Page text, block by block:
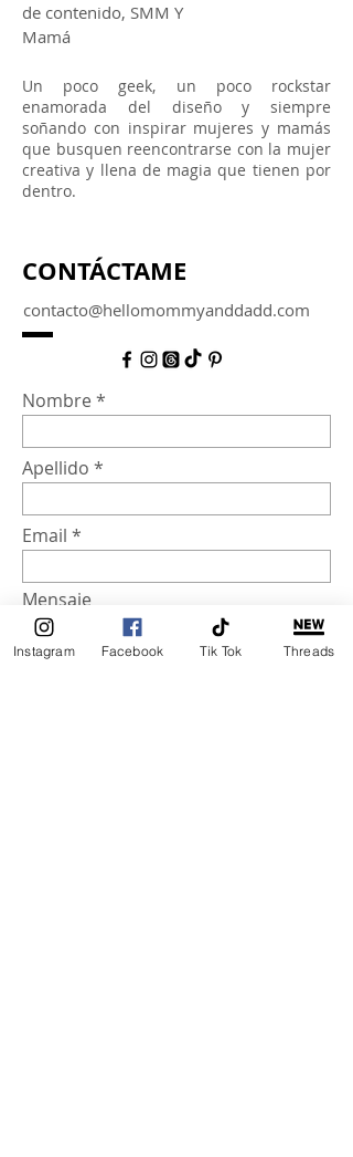
de contenido, SMM Y
Mamá
Un poco geek, un poco rockstar
enamorada del diseño y siempre
soñando con inspirar mujeres y mamás
que busquen reencontrarse con la mujer
creativa y llena de magia que tienen por
dentro.
CONTÁCTAME
contacto@hellomommyanddadd.com
Nombre
Apellido
Email
Mensaje
Instagram Facebook Tik Tok Threads